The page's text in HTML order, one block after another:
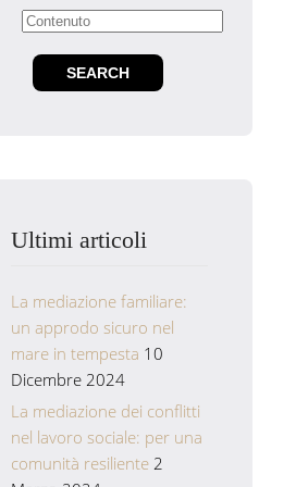
Ultimi articoli
La mediazione familiare:
un approdo sicuro nel
mare in tempesta 10
Dicembre 2024
La mediazione dei conflitti
nel lavoro sociale: per una
comunità resiliente 2